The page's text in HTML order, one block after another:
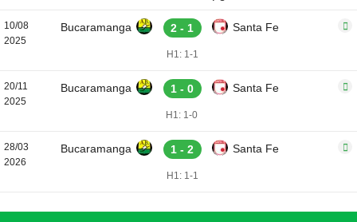
10/08
2025
Bucaramanga 2 - 1 Santa Fe
H1: 1-1
20/11
2025
Bucaramanga 1 - 0 Santa Fe
H1: 1-0
28/03
2026
Bucaramanga 1 - 2 Santa Fe
H1: 1-1